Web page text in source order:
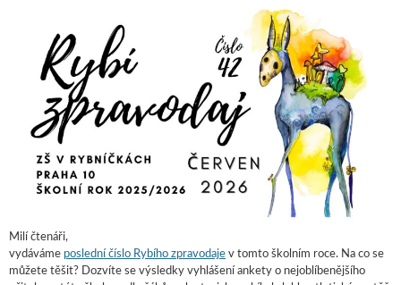
Milí čtenáři,
vydáváme poslední číslo Rybího zpravodaje v tomto školním roce. Na co se
můžete těšit? Dozvíte se výsledky vyhlášení ankety o nejoblíbenějšího